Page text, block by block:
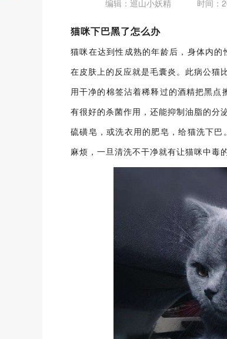
编辑：巡山小妖精 时间：
猫咪下巴黑了怎么办
猫咪在达到性成熟的年龄后，身体内
在皮肤上的反应就是毛囊炎。此病公猫
用干净的棉签沾着稀释过的酒精把黑
有很好的杀菌作用，还能抑制油脂的分
硫磺皂，或洗衣用的肥皂，给猫洗下
麻烦，一旦清洗不干净就有让猫咪中毒的